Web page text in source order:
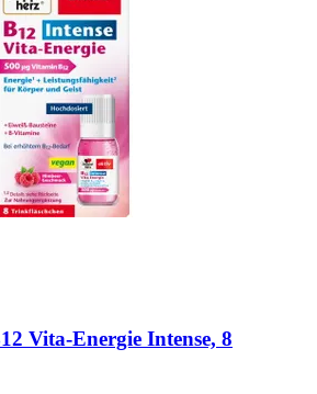
Vita-​Energie Intense, 8